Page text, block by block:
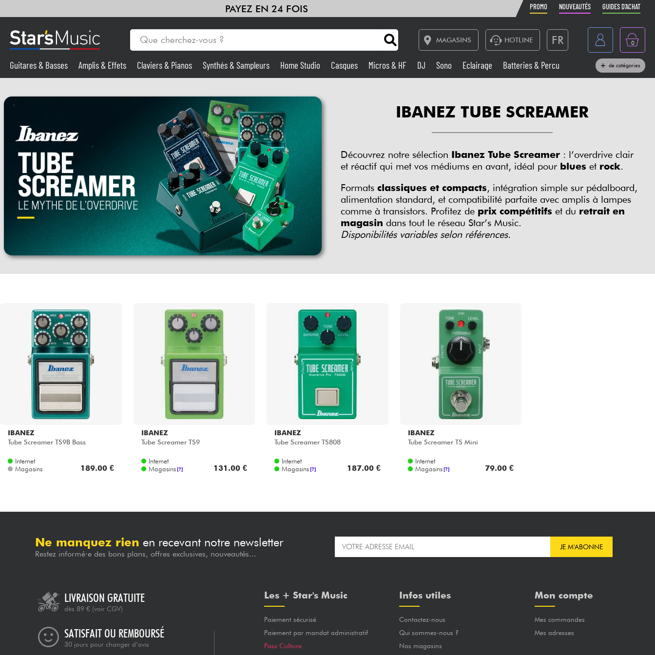
PAYEZ EN 24 FOIS PROMO NOUVEAUTÉS GUIDES D'ACHAT
MAGASINS HOTLINE FR
Belgique
België
Deutschland
Nederland
English
0
Synthés & Sampleurs Home Studio Casques
Micros & HF DJ
Eclairage Batteries & Percu Vents
Violons & Quatuor Eveil Musical Câbles & Access.
Packs
Guitares & Basses Amplis & Effets Claviers & Pianos Synthés & Sampleurs Home Studio Casques Micros & HF DJ Sono Eclairage
Batteries & Percu
de catégories
IBANEZ TUBE SCREAMER
Découvrez notre sélection Ibanez Tube Screamer : l’overdrive clair
et réactif qui met vos médiums en avant, idéal pour blues et rock.
Formatsclassiques et compacts, intégration simple sur pédalboard,
alimentation standard, et compatibilité parfaite avec amplis à lampes
comme à transistors. Profitez de prix compétitifs et du retrait en
magasin dans tout le réseau Star’s Music.
Disponibilités variables selon références.
IBANEZ
Tube Screamer TS9B Bass
Internet
Magasins
189.00 €
IBANEZ
Tube Screamer TS9
Internet
Magasins [?] 131.00 €
IBANEZ
Tube Screamer TS808
Internet
Magasins[?] 187.00 €
IBANEZ
Tube Screamer TS Mini
Internet
Magasins [?] 79.00 €
Ne manquez rien en recevant notre newsletter
Restez informé·e des bons plans, offres exclusives, nouveautés...
JE M'ABONNE
LIVRAISON GRATUITE
dès 89 € (voir CGV)
SATISFAIT OU REMBOURSÉ
30 jours pour changer d’avis
Les + Star's Music
Paiement sécurisé
Paiement par mandat administratif
Pass Culture
Infos utiles
Contactez-nous
Qui sommes-nous ?
Nos magasins
Mon compte
Mes commandes
Mes adresses